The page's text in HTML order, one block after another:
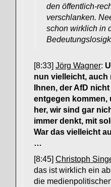
den öffentlich-
verschlanken.
schon wirklich in
[8:33] Jörg Wagner:
nun vielleicht, auch
Ihnen, der AfD
entgegen kommen,
her, wir sind gar
immer denkt, mit
War das vielleicht
…
[8:45] Christoph
das ist wirklich ein
die